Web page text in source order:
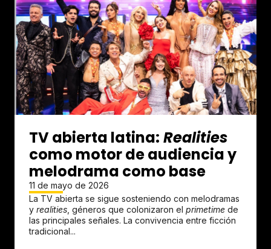
TV abierta latina: Realities
como motor de audiencia y
melodrama como base
11 de mayo de 2026
La TV abierta se sigue sosteniendo con melodramas
y realities , géneros que colonizaron el primetime de
las principales señales. La convivencia entre ficción
tradicional...